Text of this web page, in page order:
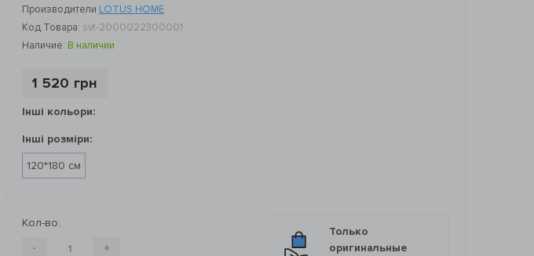
Производители LOTUS HOME
Код Товара: svt-2000022300001
Наличие: В наличии
1 520 грн
Інші кольори:
Інші розміри:
120*180 см
Кол-во:
- +
Только
оригинальные